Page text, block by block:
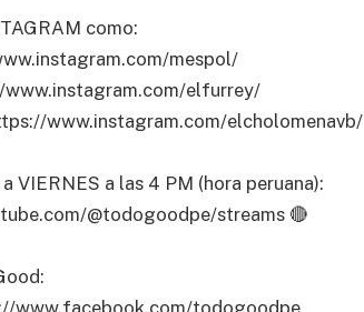
como:
mespol/
elfurrey/
www.instagram.com/elcholomenavb/
VIERNES a las 4 PM (hora peruana):
@todogoodpe/streams 🔴
www.facebook.com/todogoodpe